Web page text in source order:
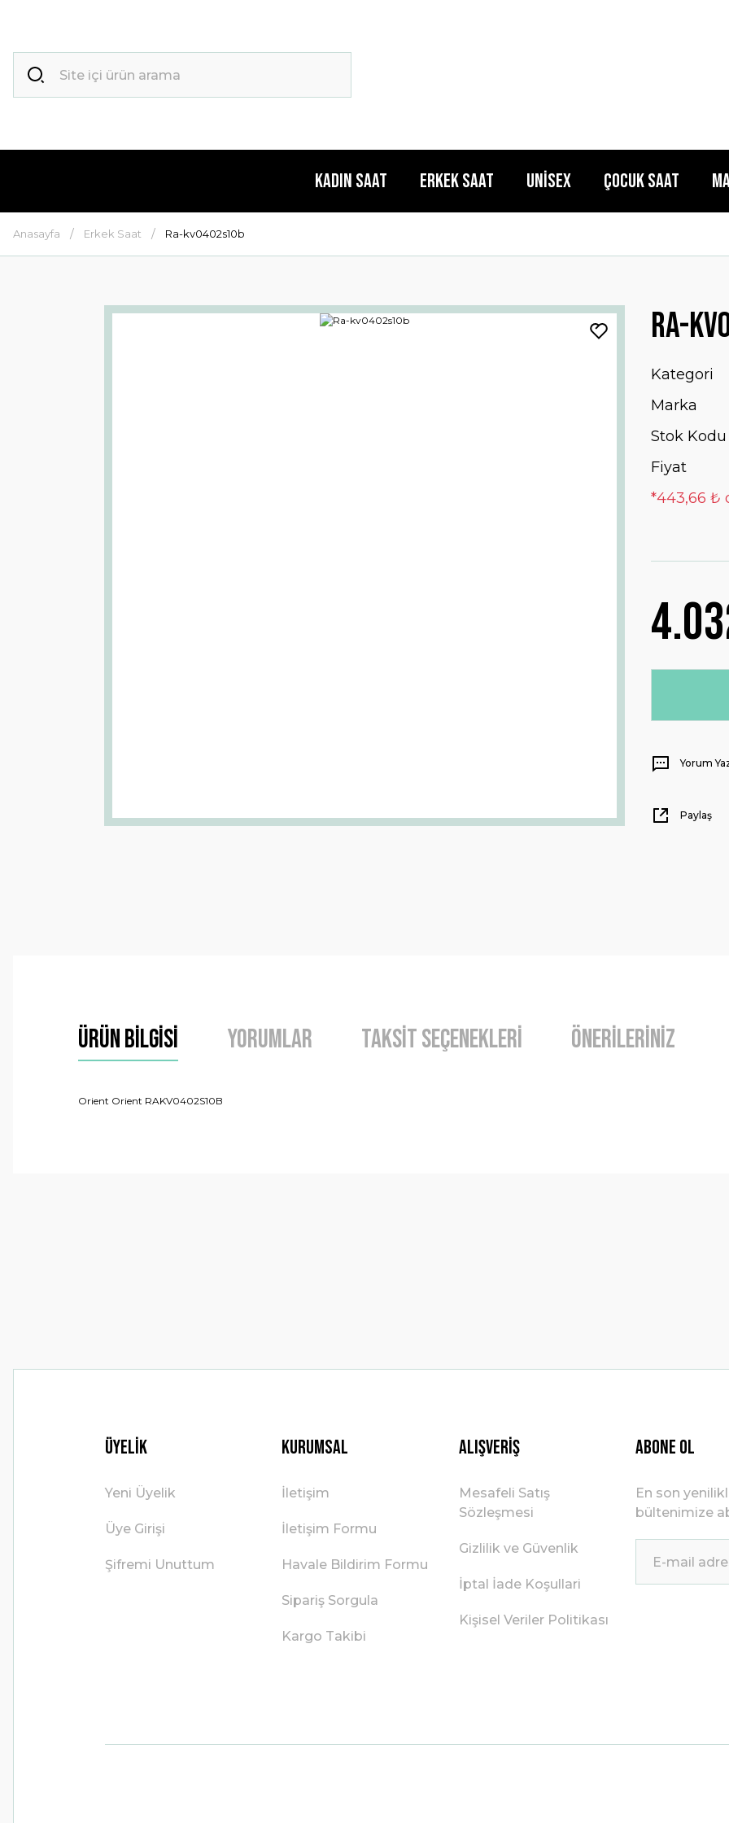
Kadın Saat Erkek Saat Unisex Çocuk Saat
Anasayfa Erkek Saat Ra-kv0402s10b
Ra-
Kategori
Marka
Stok Kodu
Fiyat
*443,66 ₺
Yorum
Paylaş
Ürün Bilgisi Yorumlar Taksit Seçenekleri Önerileriniz
Orient Orient RAKV0402S10B
Üyelik
Yeni Üyelik
Üye Girişi
Şifremi Unuttum
Kurumsal
İletişim
İletişim Formu
Havale Bildirim Formu
Sipariş Sorgula
Kargo Takibi
Alışveriş
Mesafeli Satış
Sözleşmesi
Gizlilik ve Güvenlik
İptal İade Koşullari
Kişisel Veriler Politikası
ABONE OL
En son
bültenimize